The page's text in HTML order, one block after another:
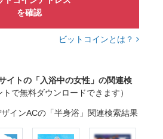
を確認
ビットコインとは？
イトの「入浴中の女性」の関連検
トで無料ダウンロードできます）
インACの「半身浴」関連検索結果